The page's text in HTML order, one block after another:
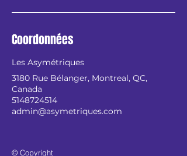
Coordonnées
Les Asymétriques
3180 Rue Bélanger, Montreal, QC,
Canada
5148724514
admin@asymetriques.com
© Copyright